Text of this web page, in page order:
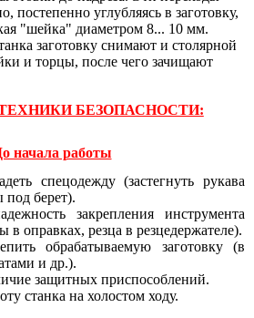
постепенно углубляясь в заготовку,
"шейка" диаметром 8... 10 мм.
заготовку снимают и столярной
и торцы, после чего зачищают
БЕЗОПАСНОСТИ:
начала работы
спецодежду (застегнуть рукава
под берет).
закрепления инструмента
в оправках, резца в резцедержателе).
обрабатываемую заготовку (в
и др.).
защитных приспособлений.
станка на холостом ходу.